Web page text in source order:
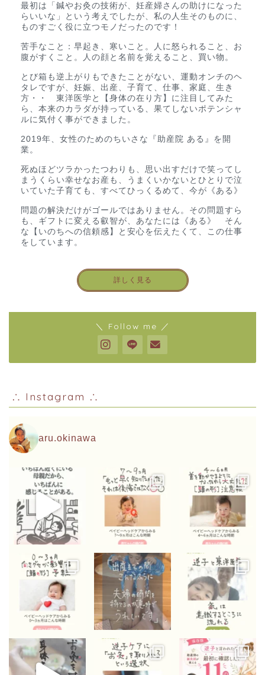
最初は「鍼やお灸の技術が、妊産婦さんの助けになった
らいいな」という考えでしたが、私の人生そのものに、
ものすごく役に立つモノだったのです！
苦手なこと：早起き、寒いこと。人に怒られること、お
腹がすくこと。人の顔と名前を覚えること、買い物。
とび箱も逆上がりもできたことがない、運動オンチのヘ
タレですが、妊娠、出産、子育て、仕事、家庭、生き
方・・ 東洋医学と【身体の在り方】に注目してみた
ら、本来のカラダが持っている、果てしないポテンシャ
ルに気付く事ができました。
2019年、女性のためのちいさな『助産院 ある』を開
業。
死ぬほどツラかったつわりも、思い出すだけで笑ってし
まうくらい幸せなお産も、うまくいかないとひとりで泣
いていた子育ても、すべてひっくるめて、今が《ある》
問題の解決だけがゴールではありません。その問題すら
も、ギフトに変える叡智が、あなたには《ある》 そん
な【いのちへの信頼感】と安心を伝えたくて、この仕事
をしています。
詳しく見る
＼ Follow me ／
∴ Instagram ∴
aru.okinawa